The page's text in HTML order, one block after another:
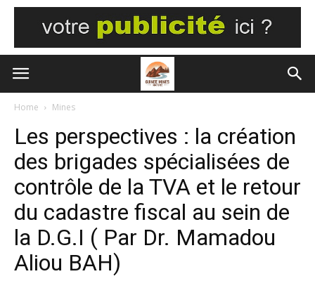
Home Mines
Les perspectives : la création
des brigades spécialisées de
contrôle de la TVA et le retour
du cadastre fiscal au sein de
la D.G.I ( Par Dr. Mamadou
Aliou BAH)